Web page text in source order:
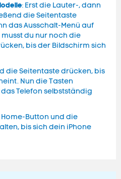
: Erst die Lauter-, dann
die Seitentaste
das Ausschalt-Menü auf
du nur noch die
bis der Bildschirm sich
die Seitentaste drücken, bis
Nun die Tasten
Telefon selbstständig
Home-Button und die
bis sich dein iPhone